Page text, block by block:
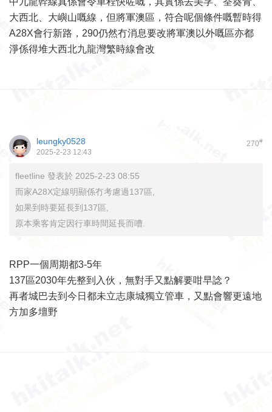
大西北、大嶼山嘅線，但將軍澳區，符合呢個條件嘅暫時得
A28X會行新路，290仍然冇消息要改將軍澳以外嘅區亦都
淨係得堆大西北九龍灣繁時線會改
270#
leungky0528
2025-2-23 12:43
fleetline 發表於 2025-2-23 08:55
而家A28X定線明顯係冇考慮過137區,
如果到時要延長到137區,
原本乘客肯定因行車時間延長而嘈.
RPP一個周期都3-5年
137區2030年先整到入伙，無對手又點解要咁早諗？
再者城巴去到今日都未立志康城獨立管車，又點會響更遠地
方加多壇野